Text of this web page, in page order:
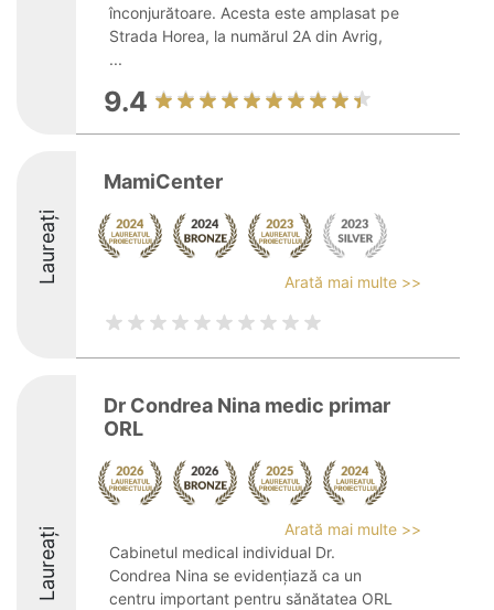
înconjurătoare. Acesta este amplasat pe
Strada Horea, la numărul 2A din Avrig,
...
9.4
Laureați
MamiCenter
Arată mai multe >>
Laureați
Dr Condrea Nina medic primar
ORL
Arată mai multe >>
Cabinetul medical individual Dr.
Condrea Nina se evidențiază ca un
centru important pentru sănătatea ORL